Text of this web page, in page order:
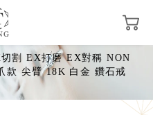
割 EX打磨 EX對稱 NON
款 尖臂 18K 白金 鑽石戒